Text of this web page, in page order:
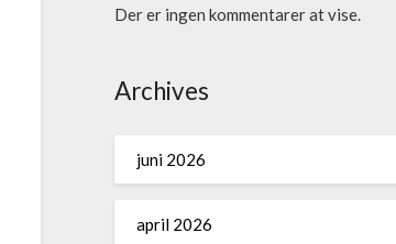
Der er ingen kommentarer at vise.
Archives
juni 2026
april 2026